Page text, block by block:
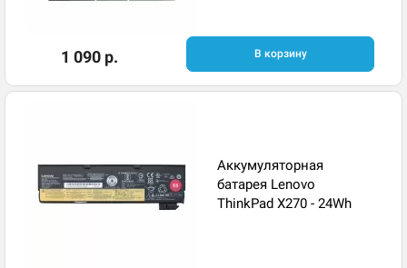
1 090 р. В корзину
Аккумуляторная
батарея Lenovo
ThinkPad X270 - 24Wh